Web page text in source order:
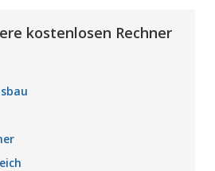
kostenlosen Rechner